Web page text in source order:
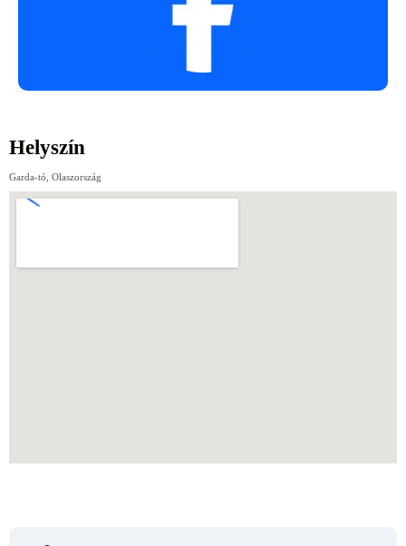
Helyszín
Garda-tó, Olaszország